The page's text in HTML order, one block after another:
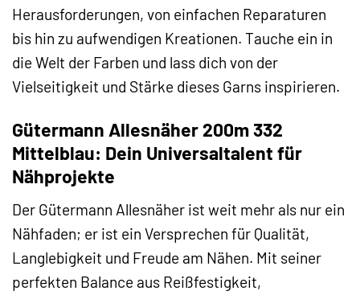
Herausforderungen, von einfachen Reparaturen
bis hin zu aufwendigen Kreationen. Tauche ein in
die Welt der Farben und lass dich von der
Vielseitigkeit und Stärke dieses Garns inspirieren.
Gütermann Allesnäher 200m 332
Mittelblau: Dein Universaltalent für
Nähprojekte
Der Gütermann Allesnäher ist weit mehr als nur ein
Nähfaden; er ist ein Versprechen für Qualität,
Langlebigkeit und Freude am Nähen. Mit seiner
perfekten Balance aus Reißfestigkeit,